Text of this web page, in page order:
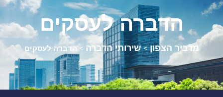
הדברה לעסקים
מדביר הצפון>שירותי הדברה >הדברה לעסקים